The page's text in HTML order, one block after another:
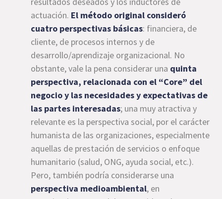
actuación. El método original consideró
cuatro perspectivas básicas: financiera, de
cliente, de procesos internos y de
desarrollo/aprendizaje organizacional. No
obstante, vale la pena considerar una quinta
perspectiva, relacionada con el “Core” del
negocio y las necesidades y expectativas de
las partes interesadas; una muy atractiva y
relevante es la perspectiva social, por el carácter
humanista de las organizaciones, especialmente
aquellas de prestación de servicios o enfoque
humanitario (salud, ONG, ayuda social, etc.).
Pero, también podría considerarse una
perspectiva medioambiental, en